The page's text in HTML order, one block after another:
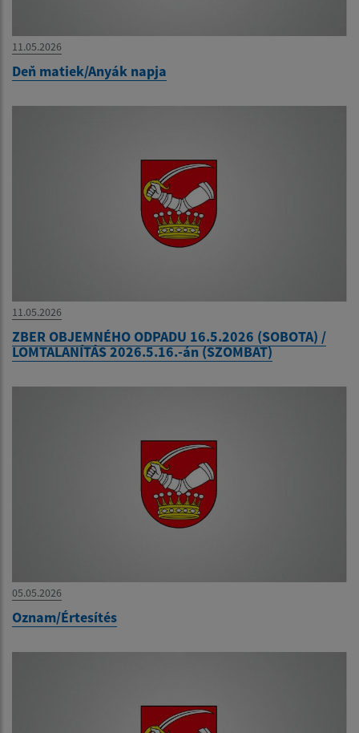
11.05.2026
Deň matiek/Anyák napja
11.05.2026
ZBER OBJEMNÉHO ODPADU 16.5.2026 (SOBOTA) /
LOMTALANÍTÁS 2026.5.16.-án (SZOMBAT)
05.05.2026
Oznam/Értesítés